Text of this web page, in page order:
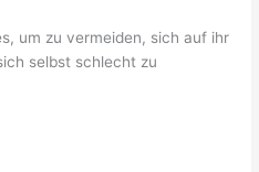
um zu vermeiden, sich auf ihr
selbst schlecht zu